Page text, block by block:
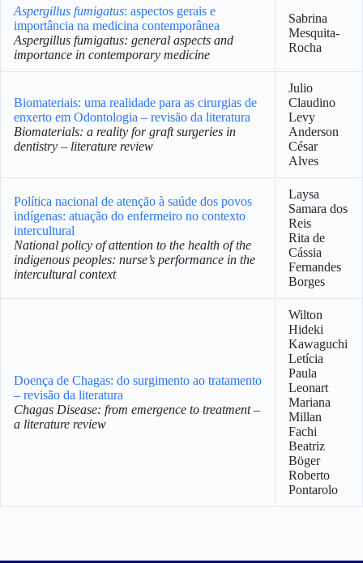
Aspergillus fumigatus: aspectos gerais e
importância na medicina contemporânea
Aspergillus fumigatus: general aspects and
importance in contemporary medicine
Sabrina
Mesquita-
Rocha
Biomateriais: uma realidade para as cirurgias de
enxerto em Odontologia – revisão da literatura
Biomaterials: a reality for graft surgeries in
dentistry – literature review
Julio
Claudino
Levy
Anderson
César
Alves
Política nacional de atenção à saúde dos povos
indígenas: atuação do enfermeiro no contexto
intercultural
National policy of attention to the health of the
indigenous peoples: nurse’s performance in the
intercultural context
Laysa
Samara dos
Reis
Rita de
Cássia
Fernandes
Borges
Doença de Chagas: do surgimento ao tratamento
– revisão da literatura
Chagas Disease: from emergence to treatment –
a literature review
Wilton
Hideki
Kawaguchi
Letícia
Paula
Leonart
Mariana
Millan
Fachi
Beatriz
Böger
Roberto
Pontarolo